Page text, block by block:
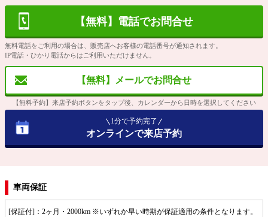
【無料】電話でお問合せ
無料電話をご利用の場合は、販売店へお客様の電話番号が通知されます。
IP電話・ひかり電話からはご利用いただけません。
【無料】メールでお問合せ
【無料予約】来店予約ボタンをタップ後、カレンダーから日時を選択してください
1分で予約完了
オンラインで来店予約
車両保証
[保証付]：2ヶ月・2000km ※いずれか早い時期が保証適用の条件となります。